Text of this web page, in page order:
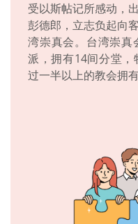
受以斯帖记所感动，
彭德郎，立志负起向
湾崇真会。台湾崇真
派，拥有14间分堂，
过一半以上的教会拥